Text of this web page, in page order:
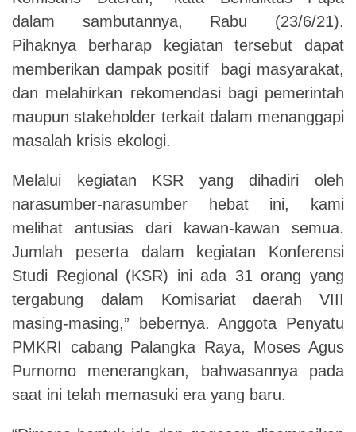
dalam sambutannya, Rabu (23/6/21).
Pihaknya berharap kegiatan tersebut dapat
memberikan dampak positif bagi masyarakat,
dan melahirkan rekomendasi bagi pemerintah
maupun stakeholder terkait dalam menanggapi
masalah krisis ekologi.
Melalui kegiatan KSR yang dihadiri oleh
narasumber-narasumber hebat ini, kami
melihat antusias dari kawan-kawan semua.
Jumlah peserta dalam kegiatan Konferensi
Studi Regional (KSR) ini ada 31 orang yang
tergabung dalam Komisariat daerah VIII
masing-masing,” bebernya. Anggota Penyatu
PMKRI cabang Palangka Raya, Moses Agus
Purnomo menerangkan, bahwasannya pada
saat ini telah memasuki era yang baru.